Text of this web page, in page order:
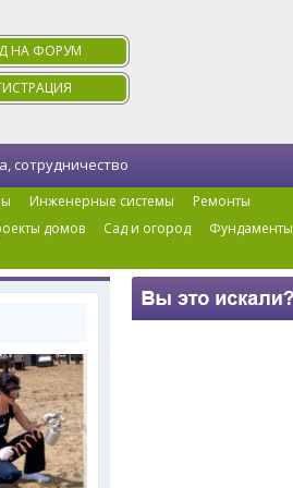
НА ФОРУМ
Инженерные системы
Ремонты
домов Сад и огород
Фундаменты
сотрудничество